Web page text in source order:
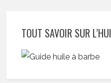
TOUT SAVOIR SUR